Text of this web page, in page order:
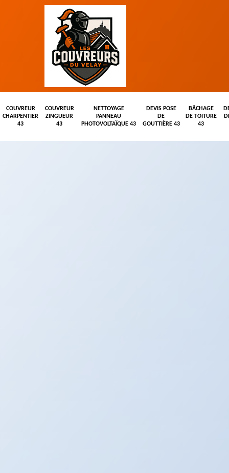
COUVREUR
CHARPENTIER
43
COUVREUR
ZINGUEUR
43
NETTOYAGE
PANNEAU
PHOTOVOLTAÏQUE 43
DEVIS POSE
DE
GOUTTIÈRE 43
BÂCHAGE
DE TOITURE
43